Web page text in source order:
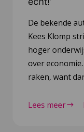
De bekende
Kees Klomp
hoger
over
raken, want
Lees meer